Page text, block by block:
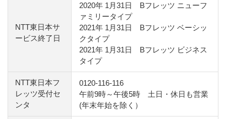
NTT東日本サ
ービス終了日
2020年 1月31日 Bフレッツ ニューフ
ァミリータイプ
2021年 1月31日 Bフレッツ ベーシッ
クタイプ
2021年 1月31日 Bフレッツ ビジネス
タイプ
NTT東日本フ
レッツ受付セ
ンタ
0120-116-116
午前9時～午後5時 土日・休日も営業
(年末年始を除く）